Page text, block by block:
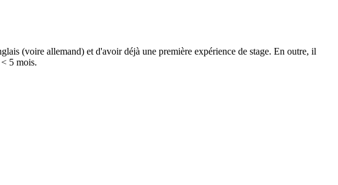
(voire allemand) et d'avoir déjà une première expérience de stage. En outre, il
5 mois.